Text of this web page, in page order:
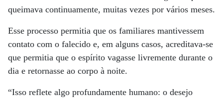
queimava continuamente, muitas vezes por vários meses.
Esse processo permitia que os familiares mantivessem
contato com o falecido e, em alguns casos, acreditava-se
que permitia que o espírito vagasse livremente durante o
dia e retornasse ao corpo à noite.
“Isso reflete algo profundamente humano: o desejo